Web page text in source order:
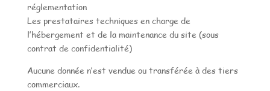
réglementation
Les prestataires techniques en charge de
l’hébergement et de la maintenance du site (sous
contrat de confidentialité)
Aucune donnée n’est vendue ou transférée à des tiers
commerciaux.